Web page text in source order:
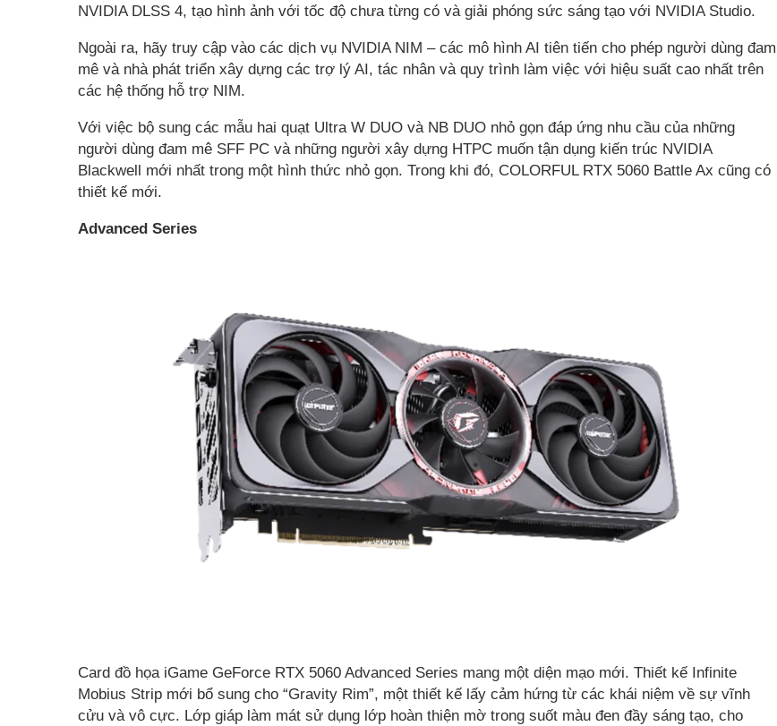
NVIDIA DLSS 4, tạo hình ảnh với tốc độ chưa từng có và giải phóng sức sáng tạo với NVIDIA Studio.
Ngoài ra, hãy truy cập vào các dịch vụ NVIDIA NIM – các mô hình AI tiên tiến cho phép người dùng đam
mê và nhà phát triển xây dựng các trợ lý AI, tác nhân và quy trình làm việc với hiệu suất cao nhất trên
các hệ thống hỗ trợ NIM.
Với việc bộ sung các mẫu hai quạt Ultra W DUO và NB DUO nhỏ gọn đáp ứng nhu cầu của những
người dùng đam mê SFF PC và những người xây dựng HTPC muốn tận dụng kiến trúc NVIDIA
Blackwell mới nhất trong một hình thức nhỏ gọn. Trong khi đó, COLORFUL RTX 5060 Battle Ax cũng có
thiết kế mới.
Advanced Series
Card đồ họa iGame GeForce RTX 5060 Advanced Series mang một diện mạo mới. Thiết kế Infinite
Mobius Strip mới bổ sung cho “Gravity Rim”, một thiết kế lấy cảm hứng từ các khái niệm về sự vĩnh
cửu và vô cực. Lớp giáp làm mát sử dụng lớp hoàn thiện mờ trong suốt màu đen đầy sáng tạo, cho